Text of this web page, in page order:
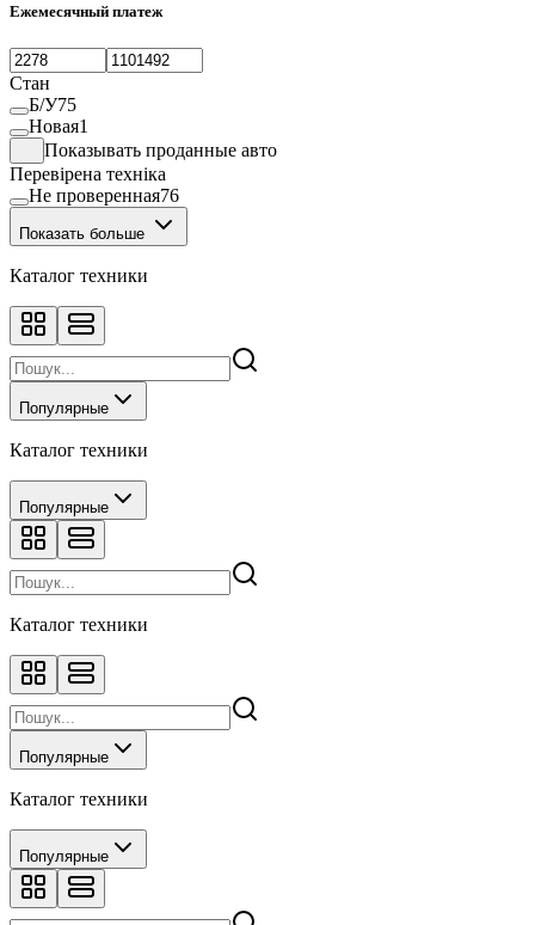
Ежемесячный платеж
Стан
Б/У75
Новая1
Показывать проданные авто
Перевірена техніка
Не проверенная76
Показать больше
Каталог техники
Популярные
Каталог техники
Популярные
Каталог техники
Популярные
Каталог техники
Популярные